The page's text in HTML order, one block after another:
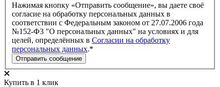
Нажимая кнопку «Отправить сообщение», вы даете своё
согласие на обработку персональных данных в
соответствии с Федеральным законом от 27.07.2006 года
№152-Ф3 "О персональных данных" на условиях и для
целей, определённых в Согласии на обработку
персональных данных.*
Отправить сообщение
Купить в 1 клик